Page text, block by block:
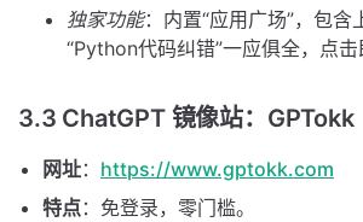
独家功能：内置“应用广场”，包
“Python代码纠错”一应俱全，点击
3.3 ChatGPT 镜像站：GPTokk
网址： https://www.gptokk.com
特点：免登录，零门槛。